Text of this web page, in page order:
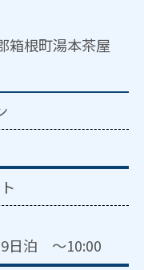
根町湯本茶屋
日泊 ～10:00